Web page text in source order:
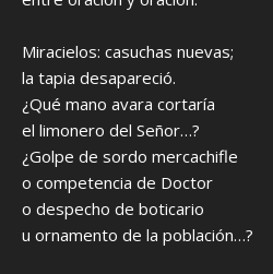
Miracielos: casuchas nuevas;
la tapia desapareció.
¿Qué mano avara cortaría
el limonero del Señor…?
¿Golpe de sordo mercachifle
o competencia de Doctor
o despecho de boticario
u ornamento de la población…?